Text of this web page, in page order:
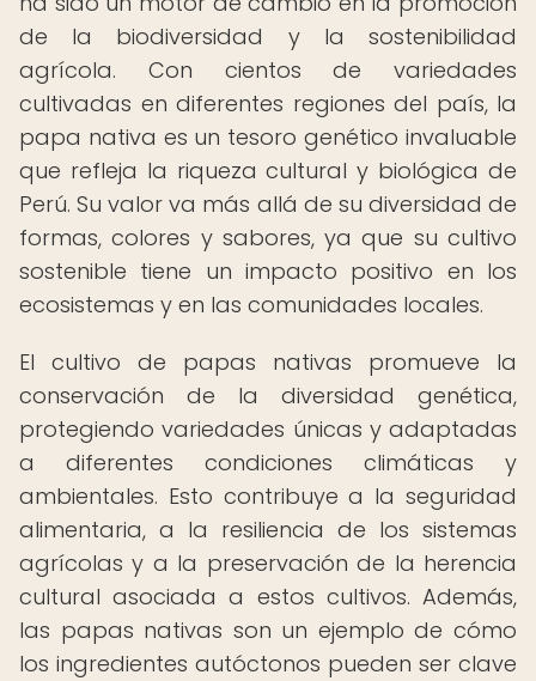
de la biodiversidad y la sostenibilidad
agrícola. Con cientos de variedades
cultivadas en diferentes regiones del país, la
papa nativa es un tesoro genético invaluable
que refleja la riqueza cultural y biológica de
Perú. Su valor va más allá de su diversidad de
formas, colores y sabores, ya que su cultivo
sostenible tiene un impacto positivo en los
ecosistemas y en las comunidades locales.
El cultivo de papas nativas promueve la
conservación de la diversidad genética,
protegiendo variedades únicas y adaptadas
a diferentes condiciones climáticas y
ambientales. Esto contribuye a la seguridad
alimentaria, a la resiliencia de los sistemas
agrícolas y a la preservación de la herencia
cultural asociada a estos cultivos. Además,
las papas nativas son un ejemplo de cómo
los ingredientes autóctonos pueden ser clave